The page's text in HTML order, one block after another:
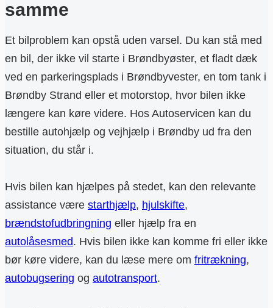
samme
Et bilproblem kan opstå uden varsel. Du kan stå med
en bil, der ikke vil starte i Brøndbyøster, et fladt dæk
ved en parkeringsplads i Brøndbyvester, en tom tank i
Brøndby Strand eller et motorstop, hvor bilen ikke
længere kan køre videre. Hos Autoservicen kan du
bestille autohjælp og vejhjælp i Brøndby ud fra den
situation, du står i.
Hvis bilen kan hjælpes på stedet, kan den relevante
assistance være starthjælp, hjulskifte,
brændstofudbringning eller hjælp fra en
autolåsesmed. Hvis bilen ikke kan komme fri eller ikke
bør køre videre, kan du læse mere om fritrækning,
autobugsering og autotransport.